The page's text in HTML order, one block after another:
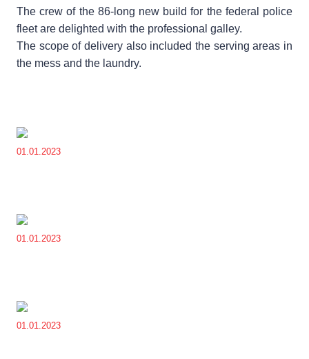
The crew of the 86-long new build for the federal police
fleet are delighted with the professional galley.
The scope of delivery also included the serving areas in
the mess and the laundry.
01.01.2023
01.01.2023
01.01.2023